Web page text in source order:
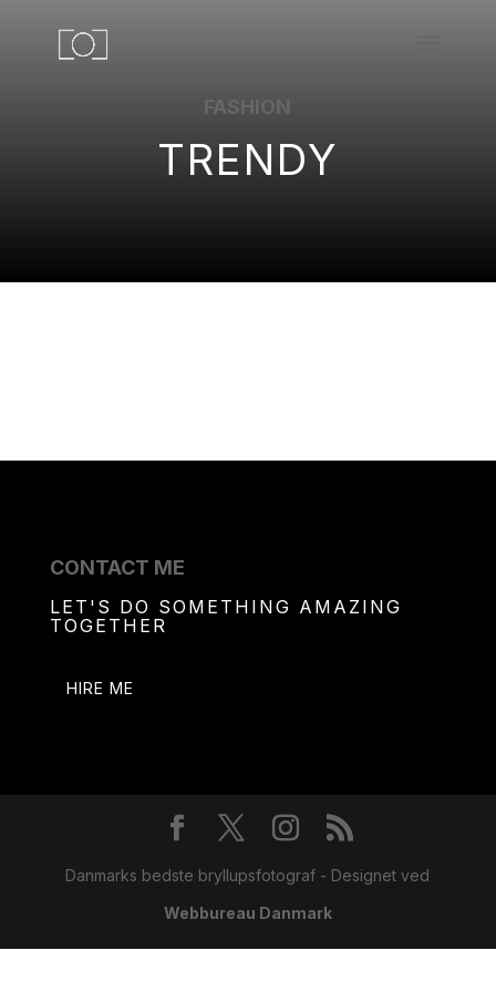
FASHION
TRENDY
CONTACT ME
LET'S DO SOMETHING AMAZING
TOGETHER
HIRE ME
Danmarks bedste bryllupsfotograf - Designet ved
Webbureau Danmark